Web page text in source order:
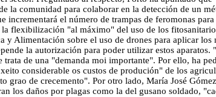
la comunidad para colaborar en la detección de un
incrementará el número de trampas de feromonas
flexibilización "al máximo" del uso de los
y Alimentación sobre el uso de drones para aplicar
la autorización para poder utilizar estos
trata de una "demanda moi importante". Por ello, ha
considerable os custos de produción" de los
grao de crecemento". Por otro lado, María José
los daños por plagas como la del gusano soldado,